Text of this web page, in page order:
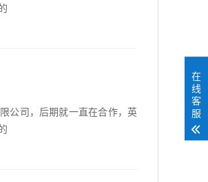
公司，后期就一直在合作，英
在
线
客
服